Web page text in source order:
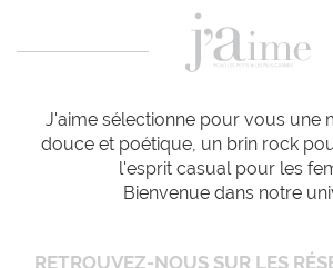
J'aime sélectionne pour vous une
douce et poétique, un brin rock
l'esprit casual pour les
Bienvenue dans notre
RETROUVEZ-NOUS SUR LES